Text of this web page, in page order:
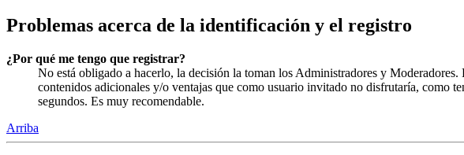
Problemas acerca de la identificación y el registro
¿Por qué me tengo que registrar?
No está obligado a hacerlo, la decisión la toman los Administradores y Moderadores.
contenidos adicionales y/o ventajas que como usuario invitado no disfrutaría, como
segundos. Es muy recomendable.
Arriba